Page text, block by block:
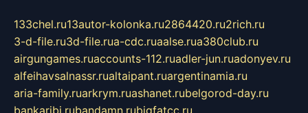
133chel.ru13autor-kolonka.ru2864420.ru2rich.ru
3-d-file.ru3d-file.rua-cdc.ruaalse.rua380club.ru
airgungames.ruaccounts-112.ruadler-jun.ruadonyev.ru
alfeihavsalnassr.rualtaipant.ruargentinamia.ru
aria-family.ruarkrym.ruashanet.rubelgorod-day.ru
bankaribi.rubandamn.rubigfatcc.ru